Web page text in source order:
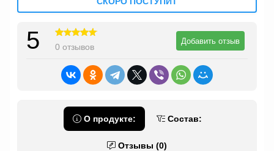
5 0 отзывов
Добавить отзыв
О продукте: Состав:
Отзывы (0)